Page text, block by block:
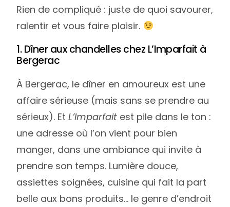
Rien de compliqué : juste de quoi savourer,
ralentir et vous faire plaisir.
1. Dîner aux chandelles chez L’Imparfait à
Bergerac
À Bergerac, le dîner en amoureux est une
affaire sérieuse (mais sans se prendre au
sérieux). EtL’Imparfait est pile dans le ton :
une adresse où l’on vient pour bien
manger, dans une ambiance qui invite à
prendre son temps. Lumière douce,
assiettes soignées, cuisine qui fait la part
belle aux bons produits… le genre d’endroit